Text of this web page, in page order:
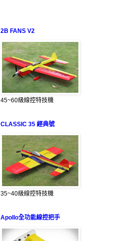
2B FANS V2
45~60級線控特技機
CLASSIC 35 經典號
35~40級線控特技機
Apollo全功能線控把手